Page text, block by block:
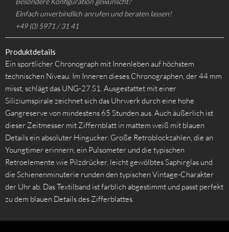
Einfach unverbindlich anrufen und beraten lassen!
+49 (0) 5971 / 31 41
Produktdetails
Ein sportlicher Chronograph mit Innenleben auf höchstem
technischen Niveau. Im Inneren dieses Chronographen, der 44 mm
misst, schlägt das UNG-27.S1. Ausgestattet mit einer
Siliziumspirale zeichnet sich das Uhrwerk durch eine hohe
Gangreserve von mindestens 65 Stunden aus. Auch äußerlich ist
dieser Zeitmesser mit Ziffernblatt in mattem weiß mit blauen
Details ein absoluter Hingucker. Große Retroblockzahlen, die an
Youngtimer erinnern, ein Pulsometer und die typischen
Retroelemente wie Pilzdrücker, leicht gewölbtes Saphirglas und
die Schienenminuterie runden den typischen Vintage-Charakter
der Uhr ab. Das Textilband ist farblich abgestimmt und passt perfekt
zu dem blauen Details des Zifferblattes.